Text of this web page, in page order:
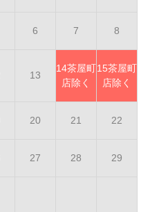
6 7 8
13
14茶屋町
店除く
15茶屋町
店除く
20 21 22
27 28 29